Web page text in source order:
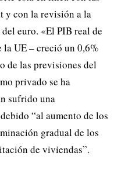
y con la revisión a la
euro. «El PIB real de
UE – creció un 0,6%
de las previsiones del
privado se ha
sufrido una
“al aumento de los
gradual de los
de viviendas”.